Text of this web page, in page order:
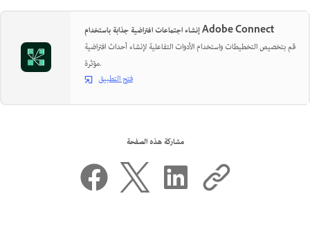
إنشاء اجتماعات افتراضية جذابة باستخدام Adobe Connect
قم بتخصيص التخطيطات واستخدام الأدوات التفاعلية لإنشاء أحداث افتراضية
مؤثرة.
فتح التطبيق
مشاركة هذه الصفحة